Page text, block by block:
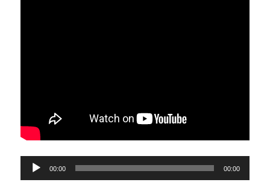
Reproductor
d'àudio
00:00 00:00